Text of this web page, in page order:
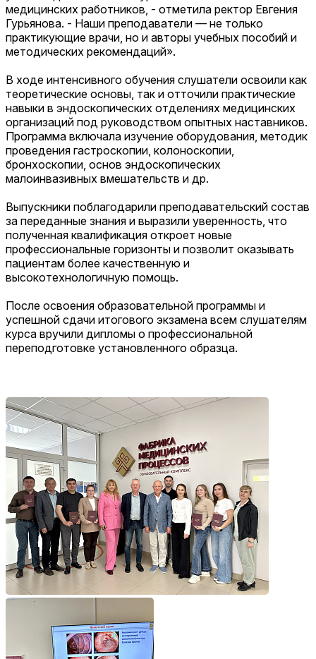
медицинских работников, - отметила ректор Евгения
Гурьянова. - Наши преподаватели — не только
практикующие врачи, но и авторы учебных пособий и
методических рекомендаций».
В ходе интенсивного обучения слушатели освоили как
теоретические основы, так и отточили практические
навыки в эндоскопических отделениях медицинских
организаций под руководством опытных наставников.
Программа включала изучение оборудования, методик
проведения гастроскопии, колоноскопии,
бронхоскопии, основ эндоскопических
малоинвазивных вмешательств и др.
Выпускники поблагодарили преподавательский состав
за переданные знания и выразили уверенность, что
полученная квалификация откроет новые
профессиональные горизонты и позволит оказывать
пациентам более качественную и
высокотехнологичную помощь.
После освоения образовательной программы и
успешной сдачи итогового экзамена всем слушателям
курса вручили дипломы о профессиональной
переподготовке установленного образца.